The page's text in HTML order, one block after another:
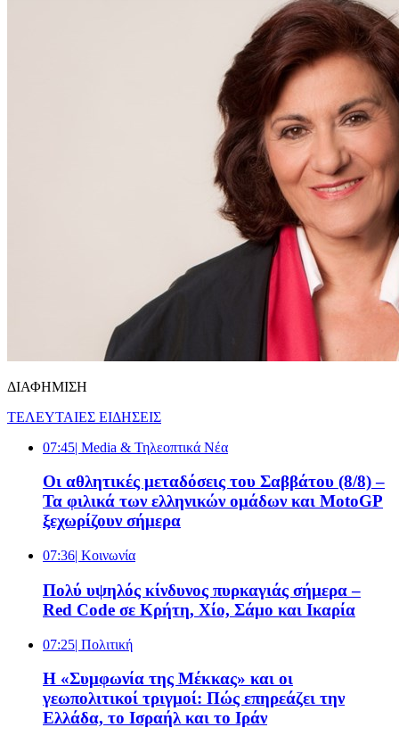
ΔΙΑΦΗΜΙΣΗ
ΤΕΛΕΥΤΑΙΕΣ ΕΙΔΗΣΕΙΣ
07:45| Media & Τηλεοπτικά Νέα
Οι αθλητικές μεταδόσεις του Σαββάτου (8/8) –
Τα φιλικά των ελληνικών ομάδων και MotoGP
ξεχωρίζουν σήμερα
07:36| Κοινωνία
Πολύ υψηλός κίνδυνος πυρκαγιάς σήμερα –
Red Code σε Κρήτη, Χίο, Σάμο και Ικαρία
07:25| Πολιτική
Η «Συμφωνία της Μέκκας» και οι
γεωπολιτικοί τριγμοί: Πώς επηρεάζει την
Ελλάδα, το Ισραήλ και το Ιράν